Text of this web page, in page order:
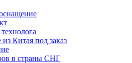
Китая под заказ
в страны СНГ